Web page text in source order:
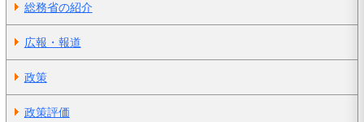
総務省の紹介
広報・報道
政策
政策評価